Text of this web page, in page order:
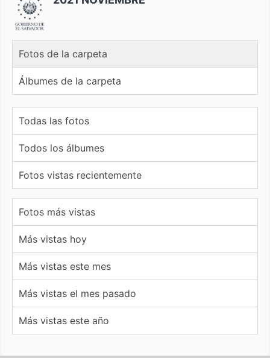
Fotos de la carpeta
Álbumes de la carpeta
Todas las fotos
Todos los álbumes
Fotos vistas recientemente
Fotos más vistas
Más vistas hoy
Más vistas este mes
Más vistas el mes pasado
Más vistas este año